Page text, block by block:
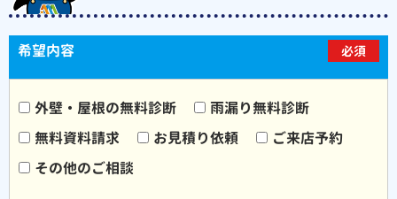
希望内容 必須
外壁・屋根の無料診断
雨漏り無料診断
無料資料請求
お見積り依頼
ご来店予約
その他のご相談